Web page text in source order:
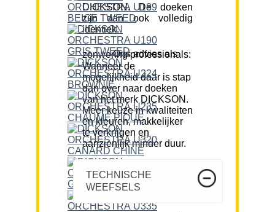
DICKSON. De doeken
zijn dan ook volledig
identiek.
Ons advies als zonwering professionals:
Wanneer de
mogelijkheid daar is stap
dan over naar doeken
van het merk DICKSON.
Meer keuze in kwaliteiten
en kleuren, makkelijker
te verkrijgen en
aanzienlijk minder duur.
TECHNISCHE
WEEFSELS